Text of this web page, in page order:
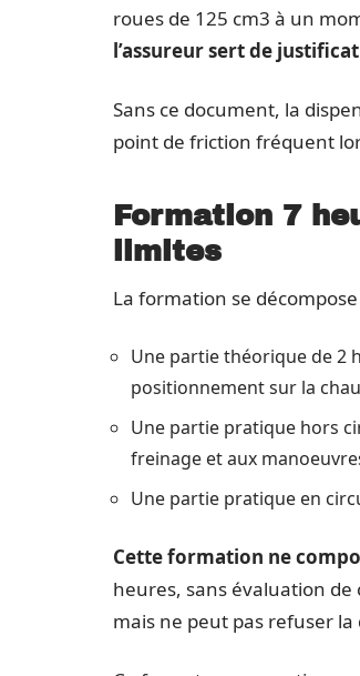
roues de 125 cm3 à un
l’assureur sert de
Sans ce document, la
point de friction fréquent
Formation 7
limites
La formation se
Une partie théorique de 2
positionnement sur la
Une partie pratique hors
freinage et aux
Une partie pratique en
Cette formation ne
heures, sans évaluation
mais ne peut pas refuser la